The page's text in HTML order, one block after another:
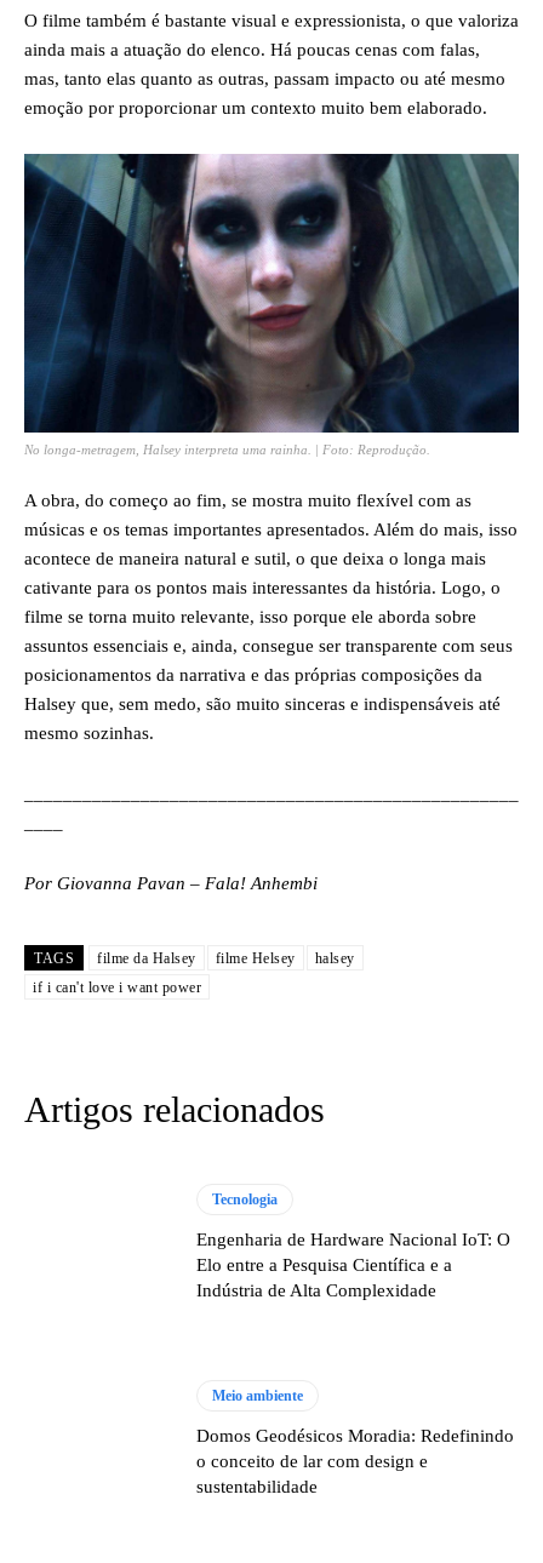
O filme também é bastante visual e expressionista, o que valoriza
ainda mais a atuação do elenco. Há poucas cenas com falas,
mas, tanto elas quanto as outras, passam impacto ou até mesmo
emoção por proporcionar um contexto muito bem elaborado.
No longa-metragem, Halsey interpreta uma rainha. | Foto: Reprodução.
A obra, do começo ao fim, se mostra muito flexível com as
músicas e os temas importantes apresentados. Além do mais, isso
acontece de maneira natural e sutil, o que deixa o longa mais
cativante para os pontos mais interessantes da história. Logo, o
filme se torna muito relevante, isso porque ele aborda sobre
assuntos essenciais e, ainda, consegue ser transparente com seus
posicionamentos da narrativa e das próprias composições da
Halsey que, sem medo, são muito sinceras e indispensáveis até
mesmo sozinhas.
Por Giovanna Pavan – Fala! Anhembi
TAGS filme da Halsey filme Helsey
halsey
if i can't love i want power
Artigos relacionados
Tecnologia
Engenharia de Hardware Nacional IoT: O
Elo entre a Pesquisa Científica e a
Indústria de Alta Complexidade
Meio ambiente
Domos Geodésicos Moradia: Redefinindo
o conceito de lar com design e
sustentabilidade